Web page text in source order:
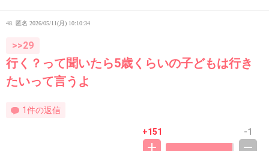
48. 匿名 2026/05/11(月) 10:10:34
>>29
行く？って聞いたら5歳くらいの子どもは行き
たいって言うよ
1件の返信
+151 -1